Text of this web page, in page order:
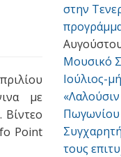
με
Point
στην
Μουσικό
Ιούλιος-
Πωγωνίου
τους